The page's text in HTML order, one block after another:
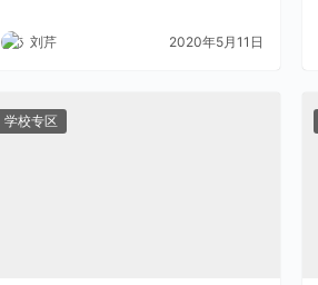
刘芹 2020年5月11日
学校专区